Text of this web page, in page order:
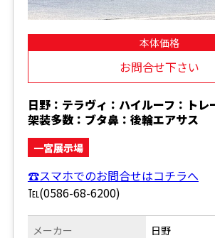
本体価格
お問合せ下さい
日野：テラヴィ：ハイルーフ：トレ
架装多数：ブタ鼻：後輪エアサス
一宮展示場
☎スマホでのお問合せはコチラへ
℡(0586-68-6200)
メーカー 日野